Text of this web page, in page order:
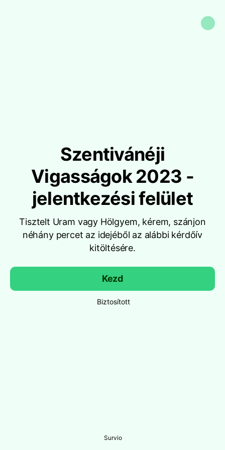
Szentivánéji
Vigasságok 2023 -
jelentkezési felület
Tisztelt Uram vagy Hölgyem, kérem, szánjon
néhány percet az idejéből az alábbi kérdőív
kitöltésére.
Kezd
Biztosított
Survio